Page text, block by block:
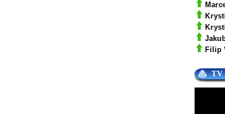
Filip
TV